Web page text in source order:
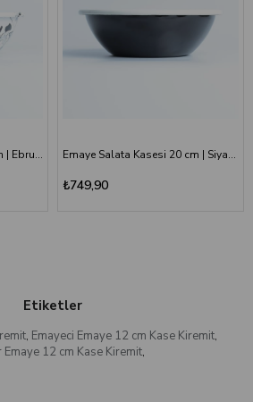
Emaye Salata Kasesi 20 cm | Ebruli Desen Siyah Beyaz Emaye Salata Kasesi 20 cm | Siyah Kordon Beyaz
₺749,90
Etiketler
, Emayeci Emaye 12 cm Kase Kiremit,
Emaye 12 cm Kase Kiremit,